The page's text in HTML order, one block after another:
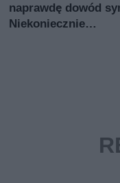
naprawdę dowód
Niekoniecznie…